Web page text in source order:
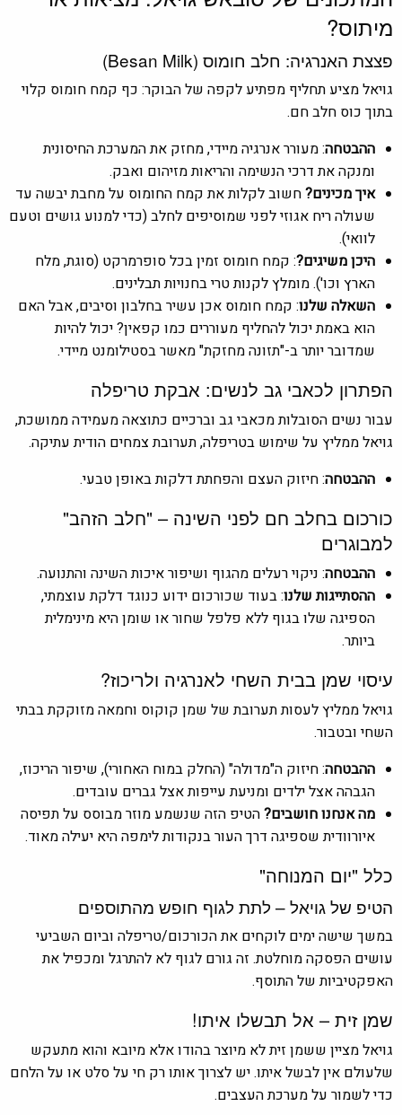
מיתוס?
פצצת האנרגיה: חלב חומוס (Besan Milk)
גויאל מציע תחליף מפתיע לקפה של הבוקר: כף קמח חומוס קלוי
בתוך כוס חלב חם.
ההבטחה: מעורר אנרגיה מיידי, מחזק את המערכת החיסונית
ומנקה את דרכי הנשימה והריאות מזיהום ואבק.
איך מכינים?חשוב לקלות את קמח החומוס על מחבת יבשה עד
שעולה ריח אגוזי לפני שמוסיפים לחלב (כדי למנוע גושים וטעם
לוואי).
היכן משיגים?: קמח חומוס זמין בכל סופרמרקט (סוגת, מלח
הארץ וכו'). מומלץ לקנות טרי בחנויות תבלינים.
השאלה שלנו: קמח חומוס אכן עשיר בחלבון וסיבים, אבל האם
הוא באמת יכול להחליף מעוררים כמו קפאין? יכול להיות
שמדובר יותר ב-"תזונה מחזקת" מאשר בסטילומנט מיידי.
הפתרון לכאבי גב לנשים: אבקת טריפלה
עבור נשים הסובלות מכאבי גב וברכיים כתוצאה מעמידה ממושכת,
גויאל ממליץ על שימוש בטריפלה, תערובת צמחים הודית עתיקה.
ההבטחה: חיזוק העצם והפחתת דלקות באופן טבעי.
כורכום בחלב חם לפני השינה – "חלב הזהב"
למבוגרים
ההבטחה: ניקוי רעלים מהגוף ושיפור איכות השינה והתנועה.
ההסתייגות שלנו: בעוד שכורכום ידוע כנוגד דלקת עוצמתי,
הספיגה שלו בגוף ללא פלפל שחור או שומן היא מינימלית
ביותר.
עיסוי שמן בבית השחי לאנרגיה ולריכוז?
גויאל ממליץ לעסות תערובת של שמן קוקוס וחמאה מזוקקת בבתי
השחי ובטבור.
ההבטחה: חיזוק ה"מדולה" (החלק במוח האחורי), שיפור הריכוז,
הגבהה אצל ילדים ומניעת עייפות אצל גברים עובדים.
מה אנחנו חושבים?הטיפ הזה שנשמע מוזר מבוסס על תפיסה
איורוודית שספיגה דרך העור בנקודות לימפה היא יעילה מאוד.
כלל "יום המנוחה"
הטיפ של גויאל – לתת לגוף חופש מהתוספים
במשך שישה ימים לוקחים את הכורכום/טריפלה וביום השביעי
עושים הפסקה מוחלטת. זה גורם לגוף לא להתרגל ומכפיל את
האפקטיביות של התוסף.
שמן זית – אל תבשלו איתו!
גויאל מציין ששמן זית לא מיוצר בהודו אלא מיובא והוא מתעקש
שלעולם אין לבשל איתו. יש לצרוך אותו רק חי על סלט או על הלחם
כדי לשמור על מערכת העצבים.